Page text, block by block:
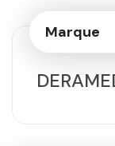
Marque